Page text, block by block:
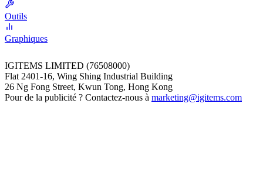
Outils
Graphiques
IGITEMS LIMITED (76508000)
Flat 2401-16, Wing Shing Industrial Building
26 Ng Fong Street, Kwun Tong, Hong Kong
Pour de la publicité ? Contactez-nous à marketing@igitems.com